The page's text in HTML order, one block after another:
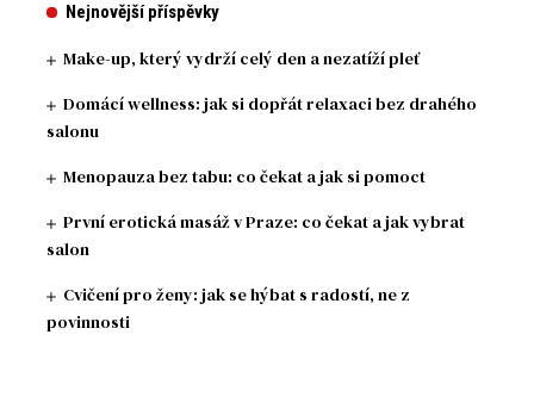
Nejnovější příspěvky
Make-up, který vydrží celý den a nezatíží pleť
Domácí wellness: jak si dopřát relaxaci bez drahého
salonu
Menopauza bez tabu: co čekat a jak si pomoct
První erotická masáž v Praze: co čekat a jak vybrat
salon
Cvičení pro ženy: jak se hýbat s radostí, ne z
povinnosti